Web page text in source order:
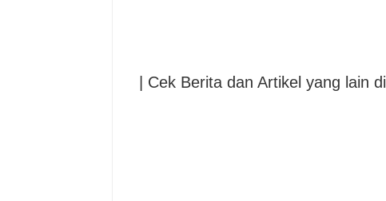
| Cek Berita dan Artikel yang lain di